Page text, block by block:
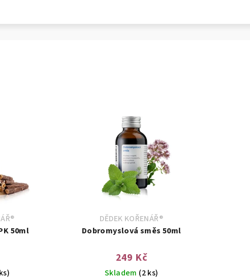
50ml
DĚDEK KOŘENÁŘ®
Dobromyslová směs 50ml
249 Kč
Skladem (2 ks)